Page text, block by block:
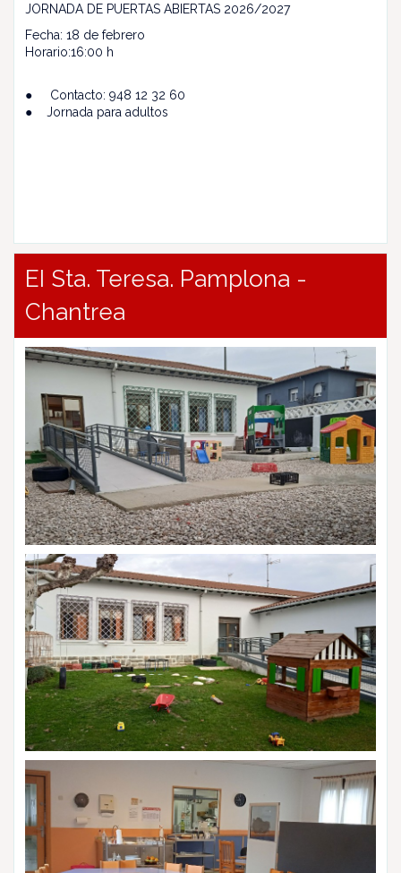
JORNADA DE PUERTAS ABIERTAS 2026/2027
Fecha: 18 de febrero
Horario:16:00 h
● Contacto: 948 12 32 60
● Jornada para adultos
EI Sta. Teresa. Pamplona -
Chantrea